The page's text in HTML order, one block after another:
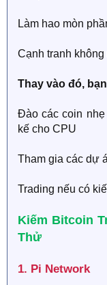
Làm hao mòn
Cạnh tranh
Thay vào đó,
Đào các coin
kế cho CPU
Tham gia các dự
Trading nếu có
Kiếm Bitcoin
Thử​
1. Pi Network​